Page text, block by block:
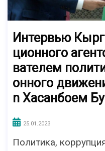
Интервью
ционного
вателем
онного
n Хасанбоем
25.01.2023
Политика,